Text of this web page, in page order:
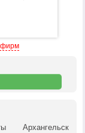
фирм
Архангельск